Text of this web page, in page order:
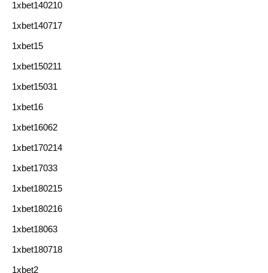
1xbet140210
1xbet140717
1xbet15
1xbet150211
1xbet15031
1xbet16
1xbet16062
1xbet170214
1xbet17033
1xbet180215
1xbet180216
1xbet18063
1xbet180718
1xbet2